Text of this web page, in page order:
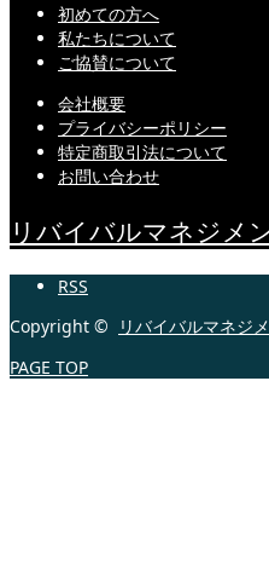
初めての方へ
私たちについて
ご協賛について
会社概要
プライバシーポリシー
特定商取引法について
お問い合わせ
リバイバルマネジメ
RSS
Copyright ©
リバイバルマネジ
PAGE TOP